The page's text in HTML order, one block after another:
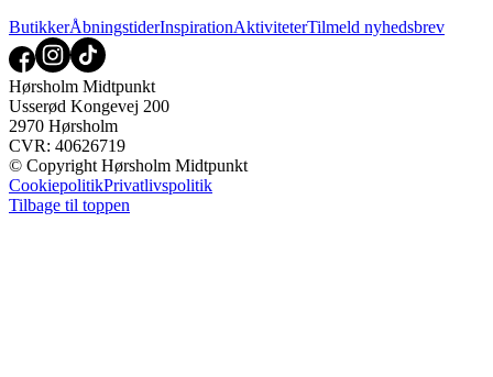
ButikkerÅbningstiderInspirationAktiviteterTilmeld nyhedsbrev
Hørsholm Midtpunkt
Usserød Kongevej 200
2970 Hørsholm
CVR: 40626719
© Copyright Hørsholm Midtpunkt
CookiepolitikPrivatlivspolitik
Tilbage til toppen